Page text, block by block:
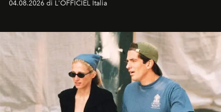
04.08.2026 di L'OFFICIEL Italia